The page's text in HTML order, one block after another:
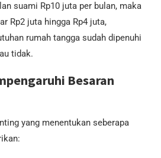
suami Rp10 juta per bulan, maka
Rp2 juta hingga Rp4 juta,
rumah tangga sudah dipenuhi
tidak.
Besaran
yang menentukan seberapa